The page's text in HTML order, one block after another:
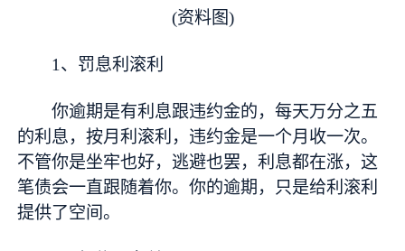
(资料图)
1、罚息利滚利
你逾期是有利息跟违约金的，每天万分之五
的利息，按月利滚利，违约金是一个月收一次。
不管你是坐牢也好，逃避也罢，利息都在涨，这
笔债会一直跟随着你。你的逾期，只是给利滚利
提供了空间。